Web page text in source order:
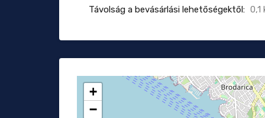
Távolság a bevásárlási lehetőségektől: 0,1
+
−